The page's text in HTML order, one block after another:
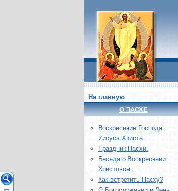
На главную
О ПАСХЕ
Воскреcение Господа
Иисуса Христа.
Праздник Пасхи.
Беседа о Воскресении
Христовом.
Как встретить Пасху?